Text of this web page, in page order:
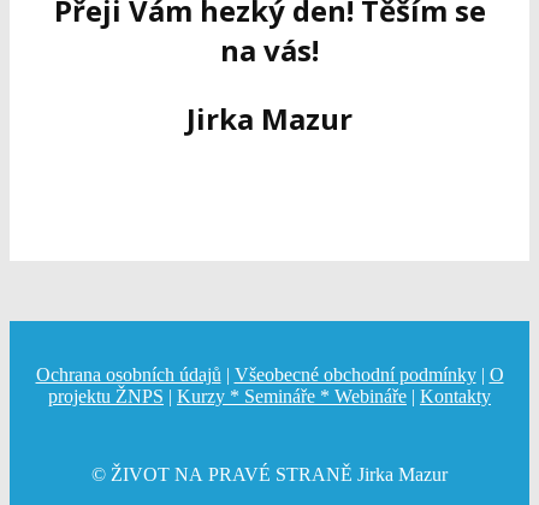
Přeji Vám hezký den! Těším se
na vás!
Jirka Mazur
Ochrana osobních údajů | Všeobecné obchodní podmínky | O
projektu ŽNPS | Kurzy * Semináře * Webináře | Kontakty
© ŽIVOT NA PRAVÉ STRANĚ Jirka Mazur